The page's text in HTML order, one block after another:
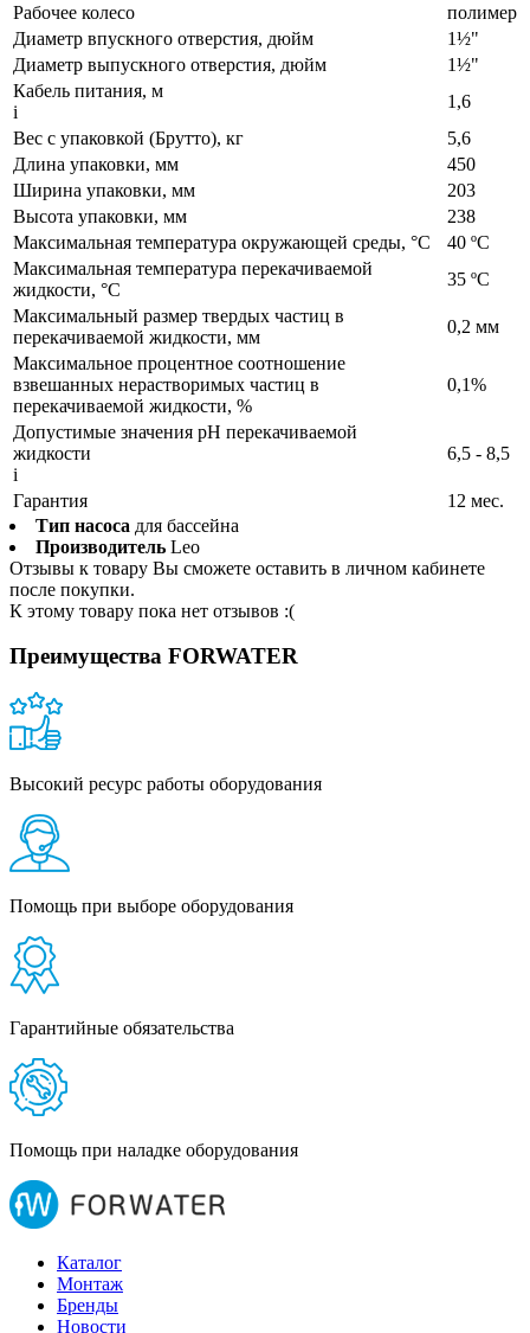
Рабочее колесо
полимер
Диаметр впускного отверстия, дюйм
1½"
Диаметр выпускного отверстия, дюйм
1½"
Кабель питания, м
i
1,6
Вес с упаковкой (Брутто), кг
5,6
Длина упаковки, мм
450
Ширина упаковки, мм
203
Высота упаковки, мм
238
Максимальная температура окружающей среды, °C
40 ºС
Максимальная температура перекачиваемой
жидкости, °C
35 ºС
Максимальный размер твердых частиц в
перекачиваемой жидкости, мм
0,2 мм
Максимальное процентное соотношение
взвешанных нерастворимых частиц в
перекачиваемой жидкости, %
0,1%
Допустимые значения pH перекачиваемой
жидкости
i
6,5 - 8,5
Гарантия
12 мес.
Тип насоса для бассейна
Производитель Leo
Отзывы к товару Вы сможете оставить в личном кабинете
после покупки.
К этому товару пока нет отзывов :(
Преимущества FORWATER
Высокий ресурс работы оборудования
Помощь при выборе оборудования
Гарантийные обязательства
Помощь при наладке оборудования
Каталог
Монтаж
Бренды
Новости